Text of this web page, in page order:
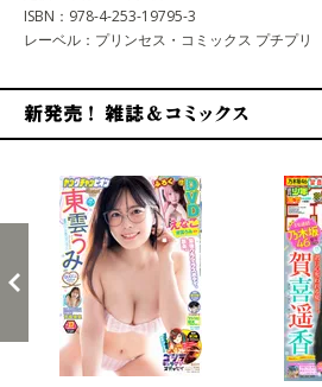
ISBN：978-4-253-19795-3
レーベル：プリンセス・コミックス プチプリ